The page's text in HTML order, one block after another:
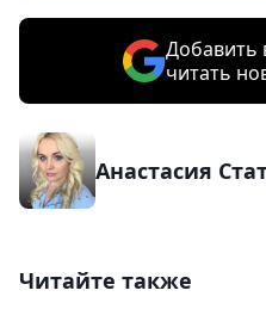
Добавить
читать
Анастасия
Читайте также